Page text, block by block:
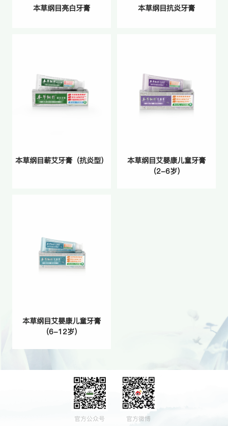
本草纲目亮白牙膏 本草纲目抗炎牙膏
本草纲目蕲艾牙膏（抗炎型）
本草纲目艾婴康儿童牙膏
（2-6岁）
本草纲目艾婴康儿童牙膏
（6-12岁）
官方公众号 官方微博